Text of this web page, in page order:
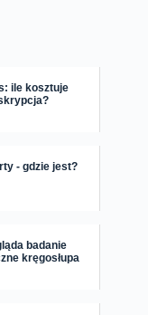
ile kosztuje
- gdzie jest?
badanie
kręgosłupa